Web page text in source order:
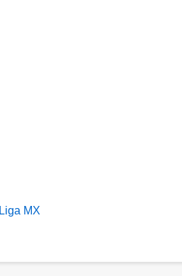
Liga MX